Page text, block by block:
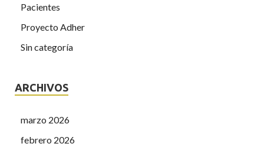
Pacientes
Proyecto Adher
Sin categoría
ARCHIVOS
marzo 2026
febrero 2026